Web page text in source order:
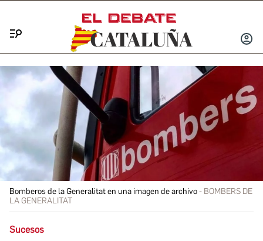
INICIAR
Bomberos de la Generalitat en una imagen de archivo
BOMBERS DE
LA GENERALITAT
Sucesos